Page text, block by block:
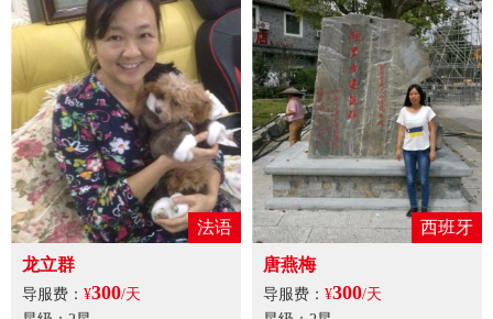
法语
龙立群
导服费： ¥300/天
西班牙
唐燕梅
导服费： ¥300/天